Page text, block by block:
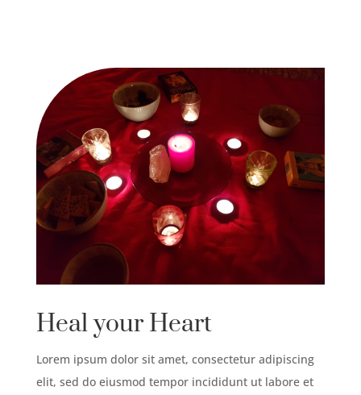
Heal your Heart
Lorem ipsum dolor sit amet, consectetur adipiscing
elit, sed do eiusmod tempor incididunt ut labore et